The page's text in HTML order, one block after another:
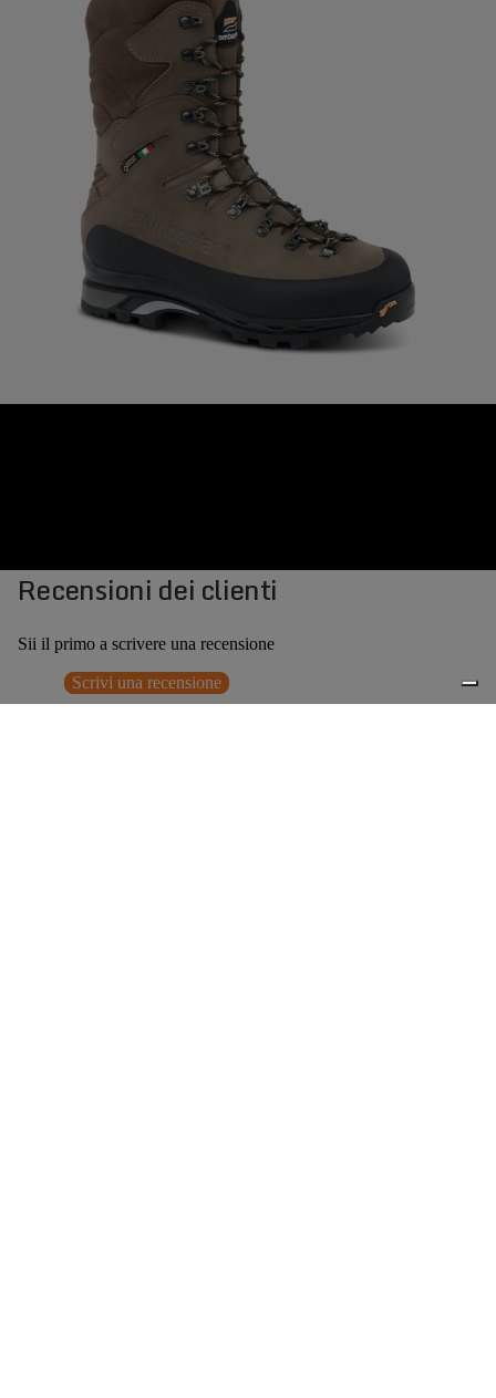
Recensioni dei clienti
Sii il primo a scrivere una recensione
Scrivi una recensione